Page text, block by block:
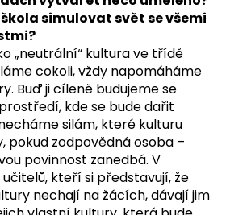
simulovat svět se všemi
„neutrální“ kultura ve třídě
cokoli, vždy napomáháme
Buď ji cíleně budujeme se
kde se bude dařit
silám, které kulturu
pokud zodpovědná osoba –
povinnost zanedbá. V
kteří si představují, že
nechají na žácích, dávají jim